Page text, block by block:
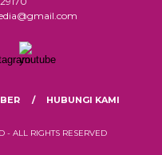
HUBUNGI KAMI
- ALL RIGHTS RESERVED